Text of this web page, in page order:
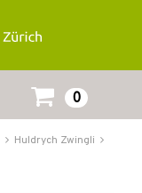
0
Huldrych Zwingli